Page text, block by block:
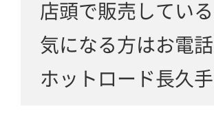
店頭で販売してい
気になる方はお電
ホットロード長久